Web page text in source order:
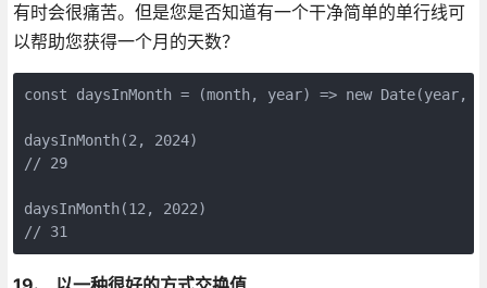
有时会很痛苦。但是您是否知道有一个干净简单的单行线可
以帮助您获得一个月的天数？
const daysInMonth = (month, year) => new Date(year,
daysInMonth(2, 2024)
// 29
daysInMonth(12, 2022)
// 31